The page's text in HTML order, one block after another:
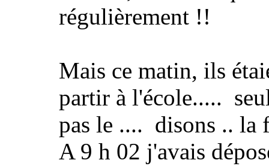
régulièrement !!
Mais ce matin, ils
partir à l'école.....
pas le .... disons .. la
A 9 h 02 j'avais